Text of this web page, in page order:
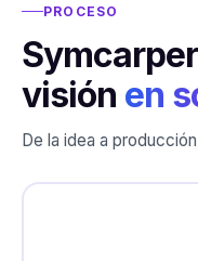
PROCESO
visión en
De la idea a